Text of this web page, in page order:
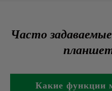
Часто
Какие функции